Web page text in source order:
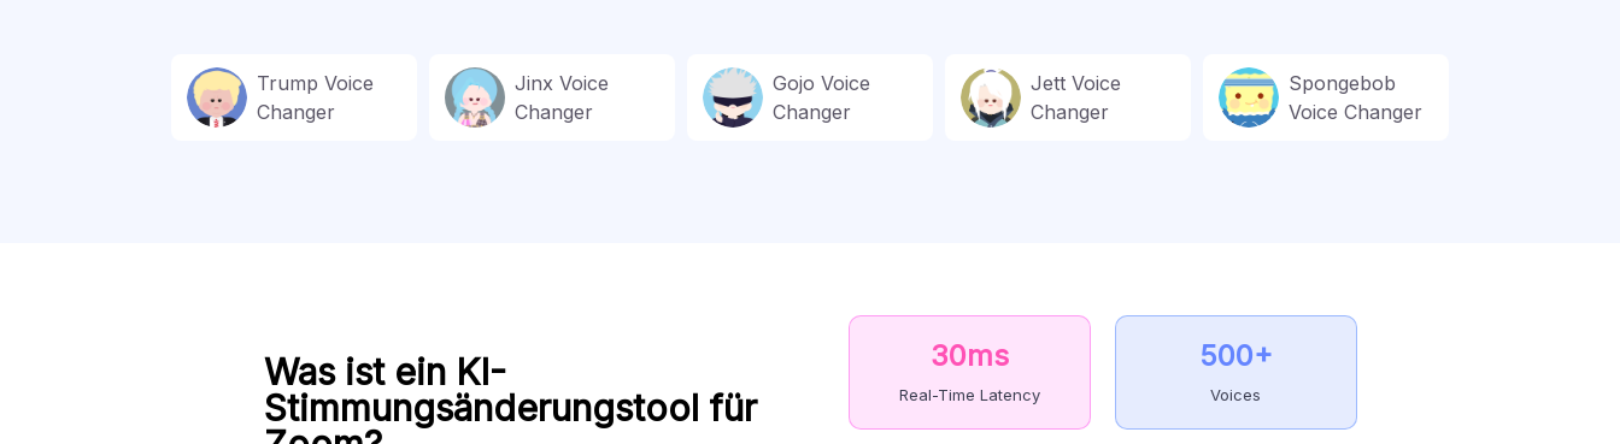
Trump Voice
Changer
Jinx Voice
Changer
Gojo Voice
Changer
Jett Voice
Changer
Spongebob
Voice Changer
Was ist ein KI-
Stimmungsänderungstool für
30ms
Real-Time Latency
500+
Voices